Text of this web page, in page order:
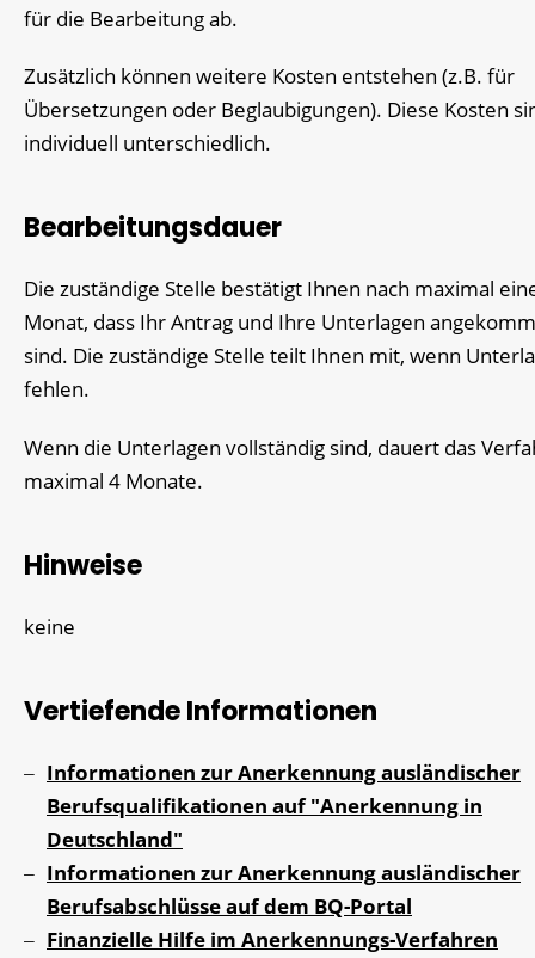
für die Bearbeitung ab.
Zusätzlich können weitere Kosten entstehen (z.B. für
Übersetzungen oder Beglaubigungen). Diese Kosten
individuell unterschiedlich.
Bearbeitungsdauer
Die zuständige Stelle bestätigt Ihnen nach maximal
Monat, dass Ihr Antrag und Ihre Unterlagen
sind. Die zuständige Stelle teilt Ihnen mit, wenn
fehlen.
Wenn die Unterlagen vollständig sind, dauert das
maximal 4 Monate.
Hinweise
keine
Vertiefende Informationen
Informationen zur Anerkennung ausländischer
Berufsqualifikationen auf "Anerkennung in
Deutschland"
Informationen zur Anerkennung ausländischer
Berufsabschlüsse auf dem BQ-Portal
Finanzielle Hilfe im Anerkennungs-Verfahren